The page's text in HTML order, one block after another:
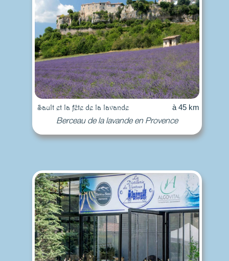
Sault et la fête de la lavande à 45 km
Berceau de la lavande en Provence